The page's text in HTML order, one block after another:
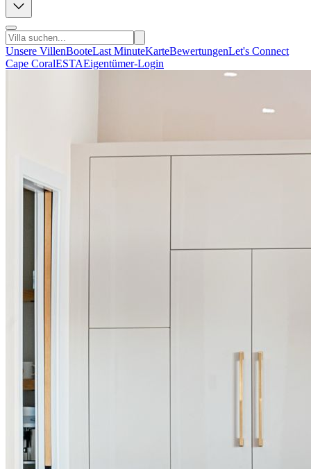
Unsere VillenBooteLast MinuteKarteBewertungenLet's Connect
Cape CoralESTAEigentümer-Login